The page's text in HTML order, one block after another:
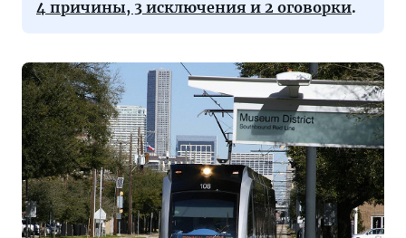
4 причины, 3 исключения и 2 оговорки.